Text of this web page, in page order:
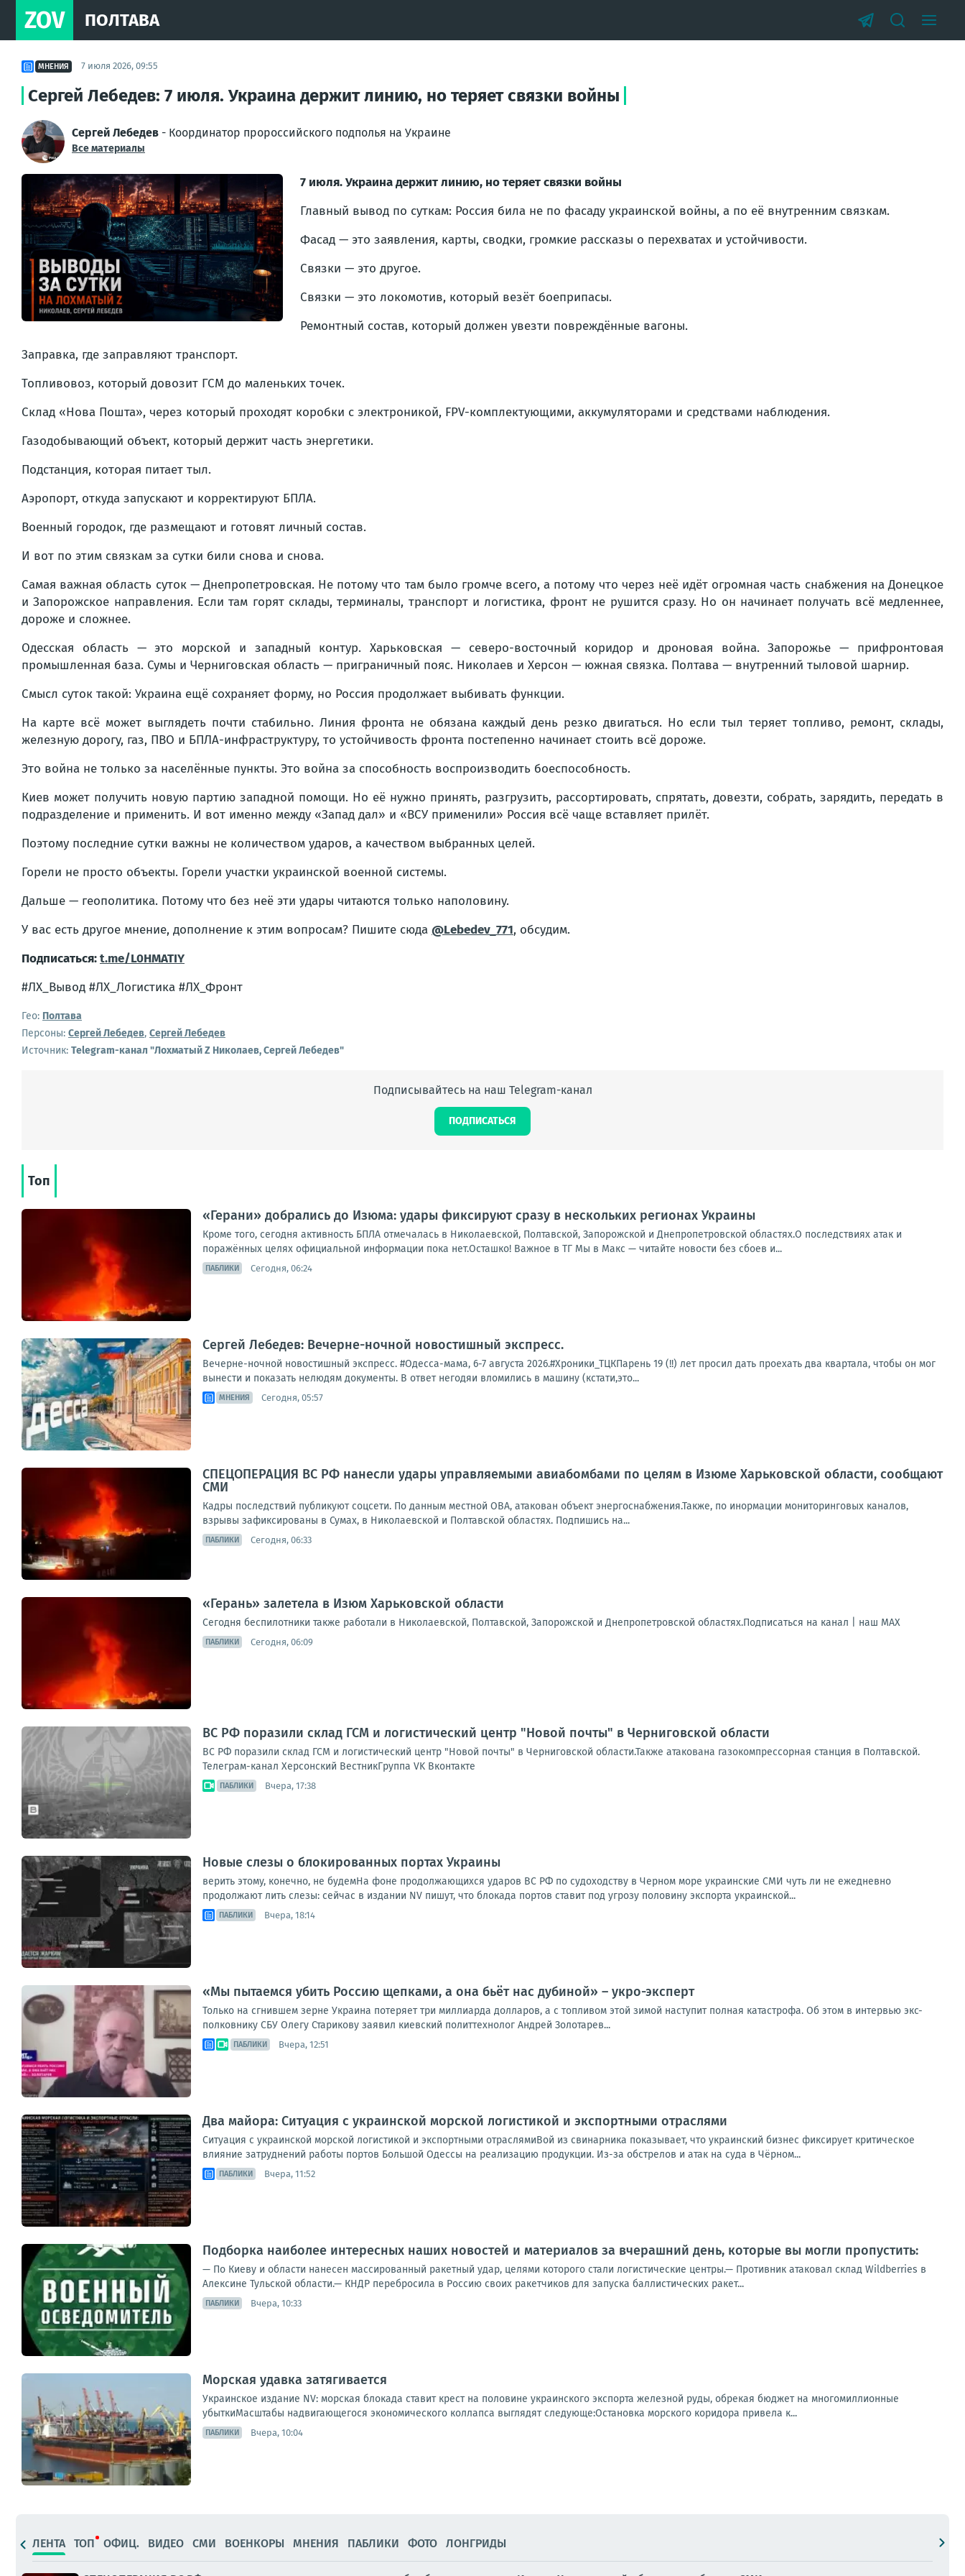
ZOV ПОЛТАВА
МНЕНИЯ 7 июля 2026, 09:55
Сергей Лебедев: 7 июля. Украина держит линию, но теряет связки войны
Сергей Лебедев - Координатор пророссийского подполья на Украине
Все материалы
7 июля. Украина держит линию, но теряет связки войны
Главный вывод по суткам: Россия била не по фасаду украинской войны, а по её внутренним связкам.
Фасад — это заявления, карты, сводки, громкие рассказы о перехватах и устойчивости.
Связки — это другое.
Связки — это локомотив, который везёт боеприпасы.
Ремонтный состав, который должен увезти повреждённые вагоны.
Заправка, где заправляют транспорт.
Топливовоз, который довозит ГСМ до маленьких точек.
Склад «Нова Пошта», через который проходят коробки с электроникой, FPV-комплектующими, аккумуляторами и средствами наблюдения.
Газодобывающий объект, который держит часть энергетики.
Подстанция, которая питает тыл.
Аэропорт, откуда запускают и корректируют БПЛА.
Военный городок, где размещают и готовят личный состав.
И вот по этим связкам за сутки били снова и снова.
Самая важная область суток — Днепропетровская. Не потому что там было громче всего, а потому что через неё идёт огромная часть снабжения на Донецкое
и Запорожское направления. Если там горят склады, терминалы, транспорт и логистика, фронт не рушится сразу. Но он начинает получать всё медленнее,
дороже и сложнее.
Одесская область — это морской и западный контур. Харьковская — северо-восточный коридор и дроновая война. Запорожье — прифронтовая
промышленная база. Сумы и Черниговская область — приграничный пояс. Николаев и Херсон — южная связка. Полтава — внутренний тыловой шарнир.
Смысл суток такой: Украина ещё сохраняет форму, но Россия продолжает выбивать функции.
На карте всё может выглядеть почти стабильно. Линия фронта не обязана каждый день резко двигаться. Но если тыл теряет топливо, ремонт, склады,
железную дорогу, газ, ПВО и БПЛА-инфраструктуру, то устойчивость фронта постепенно начинает стоить всё дороже.
Это война не только за населённые пункты. Это война за способность воспроизводить боеспособность.
Киев может получить новую партию западной помощи. Но её нужно принять, разгрузить, рассортировать, спрятать, довезти, собрать, зарядить, передать в
подразделение и применить. И вот именно между «Запад дал» и «ВСУ применили» Россия всё чаще вставляет прилёт.
Поэтому последние сутки важны не количеством ударов, а качеством выбранных целей.
Горели не просто объекты. Горели участки украинской военной системы.
Дальше — геополитика. Потому что без неё эти удары читаются только наполовину.
У вас есть другое мнение, дополнение к этим вопросам? Пишите сюда @Lebedev_771, обсудим.
Подписаться:t.me/L0HMATIY
#ЛХ_Вывод #ЛХ_Логистика #ЛХ_Фронт
Гео: Полтава
Персоны: Сергей Лебедев, Сергей Лебедев
Источник: Telegram-канал "Лохматый Z Николаев, Сергей Лебедев"
Подписывайтесь на наш Telegram-канал
ПОДПИСАТЬСЯ
Топ
«Герани» добрались до Изюма: удары фиксируют сразу в нескольких регионах Украины
Кроме того, сегодня активность БПЛА отмечалась в Николаевской, Полтавской, Запорожской и Днепропетровской областях.О последствиях атак и
поражённых целях официальной информации пока нет.Осташко! Важное в ТГ Мы в Макс — читайте новости без сбоев и...
ПАБЛИКИ Сегодня, 06:24
Сергей Лебедев: Вечерне-ночной новостишный экспресс.
Вечерне-ночной новостишный экспресс. #Одесса-мама, 6-7 августа 2026.#Хроники_ТЦКПарень 19 (!!) лет просил дать проехать два квартала, чтобы он мог
вынести и показать нелюдям документы. В ответ негодяи вломились в машину (кстати,это...
МНЕНИЯ Сегодня, 05:57
СПЕЦОПЕРАЦИЯ ВС РФ нанесли удары управляемыми авиабомбами по целям в Изюме Харьковской области, сообщают
СМИ
Кадры последствий публикуют соцсети. По данным местной ОВА, атакован объект энергоснабжения.Также, по инормации мониторинговых каналов,
взрывы зафиксированы в Сумах, в Николаевской и Полтавской областях. Подпишись на...
ПАБЛИКИ Сегодня, 06:33
«Герань» залетела в Изюм Харьковской области
Сегодня беспилотники также работали в Николаевской, Полтавской, Запорожской и Днепропетровской областях.Подписаться на канал | наш МАХ
ПАБЛИКИ Сегодня, 06:09
ВС РФ поразили склад ГСМ и логистический центр "Новой почты" в Черниговской области
ВС РФ поразили склад ГСМ и логистический центр "Новой почты" в Черниговской области.Также атакована газокомпрессорная станция в Полтавской.
Телеграм-канал Херсонский ВестникГруппа VK Вконтакте
ПАБЛИКИ Вчера, 17:38
Новые слезы о блокированных портах Украины
верить этому, конечно, не будемНа фоне продолжающихся ударов ВС РФ по судоходству в Черном море украинские СМИ чуть ли не ежедневно
продолжают лить слезы: сейчас в издании NV пишут, что блокада портов ставит под угрозу половину экспорта украинской...
ПАБЛИКИ Вчера, 18:14
«Мы пытаемся убить Россию щепками, а она бьёт нас дубиной» – укро-эксперт
Только на сгнившем зерне Украина потеряет три миллиарда долларов, а с топливом этой зимой наступит полная катастрофа. Об этом в интервью экс-
полковнику СБУ Олегу Старикову заявил киевский политтехнолог Андрей Золотарев...
ПАБЛИКИ Вчера, 12:51
Два майора: Ситуация с украинской морской логистикой и экспортными отраслями
Ситуация с украинской морской логистикой и экспортными отраслямиВой из свинарника показывает, что украинский бизнес фиксирует критическое
влияние затруднений работы портов Большой Одессы на реализацию продукции. Из-за обстрелов и атак на суда в Чёрном...
ПАБЛИКИ Вчера, 11:52
Подборка наиболее интересных наших новостей и материалов за вчерашний день, которые вы могли пропустить:
— По Киеву и области нанесен массированный ракетный удар, целями которого стали логистические центры.— Противник атаковал склад Wildberries в
Алексине Тульской области.— КНДР перебросила в Россию своих ракетчиков для запуска баллистических ракет...
ПАБЛИКИ Вчера, 10:33
Морская удавка затягивается
Украинское издание NV: морская блокада ставит крест на половине украинского экспорта железной руды, обрекая бюджет на многомиллионные
убыткиМасштабы надвигающегося экономического коллапса выглядят следующе:Остановка морского коридора привела к...
ПАБЛИКИ Вчера, 10:04
ЛЕНТА ТОП ОФИЦ. ВИДЕО СМИ ВОЕНКОРЫ МНЕНИЯ ПАБЛИКИ ФОТО ЛОНГРИДЫ